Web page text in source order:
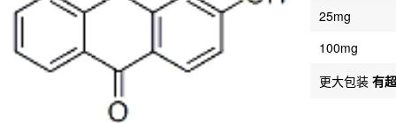
25mg
100mg
更大包装 有